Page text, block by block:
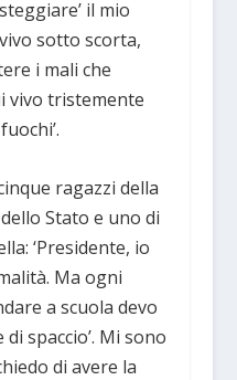
il mio
sotto scorta,
i mali che
vivo tristemente
ragazzi della
Stato e uno di
‘Presidente, io
Ma ogni
a scuola devo
spaccio’. Mi sono
di avere la